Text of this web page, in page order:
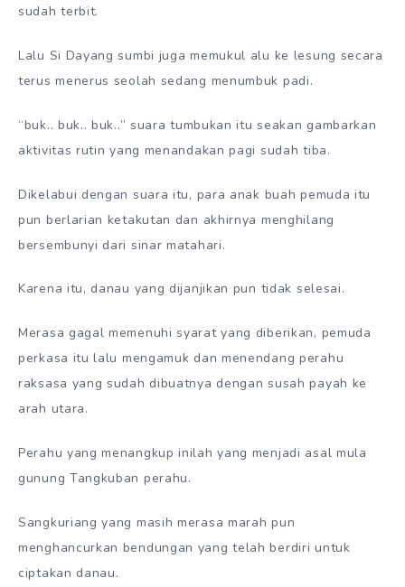
sudah terbit.
Lalu Si Dayang sumbi juga memukul alu ke lesung secara
terus menerus seolah sedang menumbuk padi.
“buk.. buk.. buk..” suara tumbukan itu seakan gambarkan
aktivitas rutin yang menandakan pagi sudah tiba.
Dikelabui dengan suara itu, para anak buah pemuda itu
pun berlarian ketakutan dan akhirnya menghilang
bersembunyi dari sinar matahari.
Karena itu, danau yang dijanjikan pun tidak selesai.
Merasa gagal memenuhi syarat yang diberikan, pemuda
perkasa itu lalu mengamuk dan menendang perahu
raksasa yang sudah dibuatnya dengan susah payah ke
arah utara.
Perahu yang menangkup inilah yang menjadi asal mula
gunung Tangkuban perahu.
Sangkuriang yang masih merasa marah pun
menghancurkan bendungan yang telah berdiri untuk
ciptakan danau.